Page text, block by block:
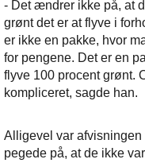
- Det ændrer ikke på, at
grønt det er at flyve i
er ikke en pakke, hvor
for pengene. Det er en
flyve 100 procent grønt.
kompliceret, sagde han.
Alligevel var
pegede på, at de ikke